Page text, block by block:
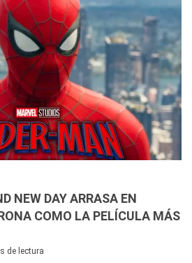
NEW DAY ARRASA EN
COMO LA PELÍCULA MÁS
de lectura